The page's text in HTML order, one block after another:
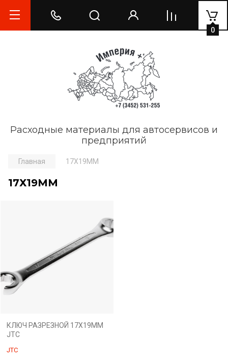
Расходные материалы для автосервисов и
предприятий
0
Главная 17Х19ММ
17Х19ММ
КЛЮЧ РАЗРЕЗНОЙ 17Х19ММ
JTC
JTC